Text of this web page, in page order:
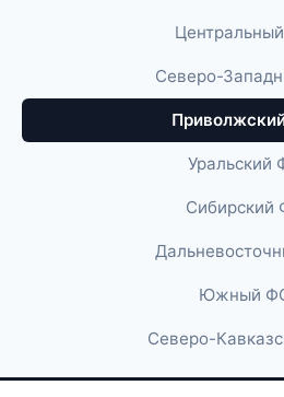
Северо-
Уральский
Сибирский
Южный
Северо-